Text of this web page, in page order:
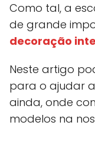
Como tal, a
de grande
decoração
Neste artigo
para o ajudar
ainda, onde
modelos na